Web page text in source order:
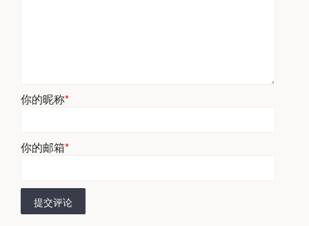
你的昵称*
你的邮箱*
提交评论